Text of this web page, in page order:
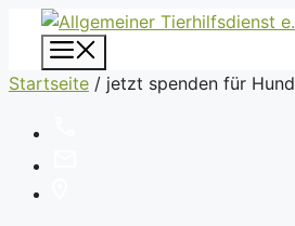
Zum
Inhalt
springen
Startseite / jetzt spenden für Hund